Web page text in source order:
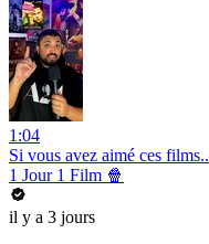
1:04
Si vous avez aimé ces films..
1 Jour 1 Film 🍿
il y a 3 jours